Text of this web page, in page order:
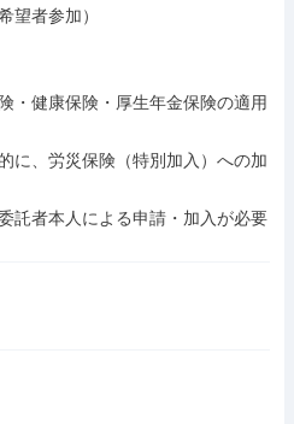
望者参加）
・健康保険・厚生年金保険の適用
に、労災保険（特別加入）への加
託者本人による申請・加入が必要